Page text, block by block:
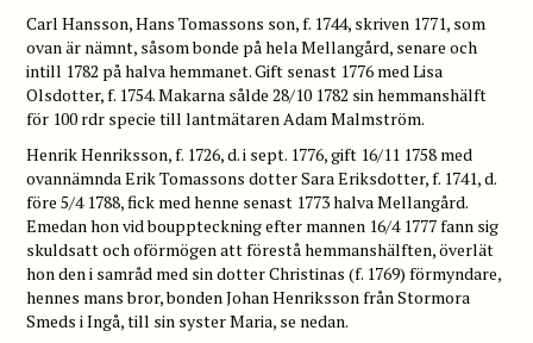
Carl Hansson, Hans Tomassons son, f. 1744, skriven 1771, som
ovan är nämnt, såsom bonde på hela Mellangård, senare och
intill 1782 på halva hemmanet. Gift senast 1776 med Lisa
Olsdotter, f. 1754. Makarna sålde 28/10 1782 sin hemmanshälft
för 100 rdr specie till lantmätaren Adam Malmström.
Henrik Henriksson, f. 1726, d. i sept. 1776, gift 16/11 1758 med
ovannämnda Erik Tomassons dotter Sara Eriksdotter, f. 1741, d.
före 5/4 1788, fick med henne senast 1773 halva Mellangård.
Emedan hon vid bouppteckning efter mannen 16/4 1777 fann sig
skuldsatt och oförmögen att förestå hemmanshälften, överlät
hon den i samråd med sin dotter Christinas (f. 1769) förmyndare,
hennes mans bror, bonden Johan Henriksson från Stormora
Smeds i Ingå, till sin syster Maria, se nedan.